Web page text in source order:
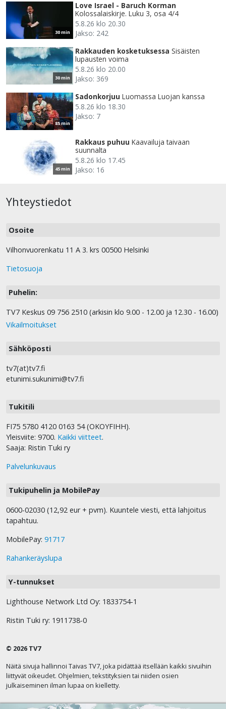
30 min
Love Israel - Baruch Korman
Kolossalaiskirje. Luku 3, osa 4/4
5.8.26 klo 20.30
Jakso: 242
30 min
Rakkauden kosketuksessa Sisäisten
lupausten voima
5.8.26 klo 20.00
Jakso: 369
85 min
Sadonkorjuu Luomassa Luojan kanssa
5.8.26 klo 18.30
Jakso: 7
45 min
Rakkaus puhuu Kaavailuja taivaan
suunnalta
5.8.26 klo 17.45
Jakso: 16
Yhteystiedot
Osoite
Vilhonvuorenkatu 11 A 3. krs 00500 Helsinki
Tietosuoja
Puhelin:
TV7 Keskus 09 756 2510 (arkisin klo 9.00 - 12.00 ja 12.30 - 16.00)
Vikailmoitukset
Sähköposti
tv7(at)tv7.fi
etunimi.sukunimi@tv7.fi
Tukitili
FI75 5780 4120 0163 54 (OKOYFIHH).
Yleisviite: 9700. Kaikki viitteet.
Saaja: Ristin Tuki ry
Palvelunkuvaus
Tukipuhelin ja MobilePay
0600-02030 (12,92 eur + pvm). Kuuntele viesti, että lahjoitus
tapahtuu.
MobilePay: 91717
Rahankeräyslupa
Y-tunnukset
Lighthouse Network Ltd Oy: 1833754-1
Ristin Tuki ry: 1911738-0
© 2026 TV7
Näitä sivuja hallinnoi Taivas TV7, joka pidättää itsellään kaikki sivuihin
liittyvät oikeudet. Ohjelmien, tekstityksien tai niiden osien
julkaiseminen ilman lupaa on kielletty.